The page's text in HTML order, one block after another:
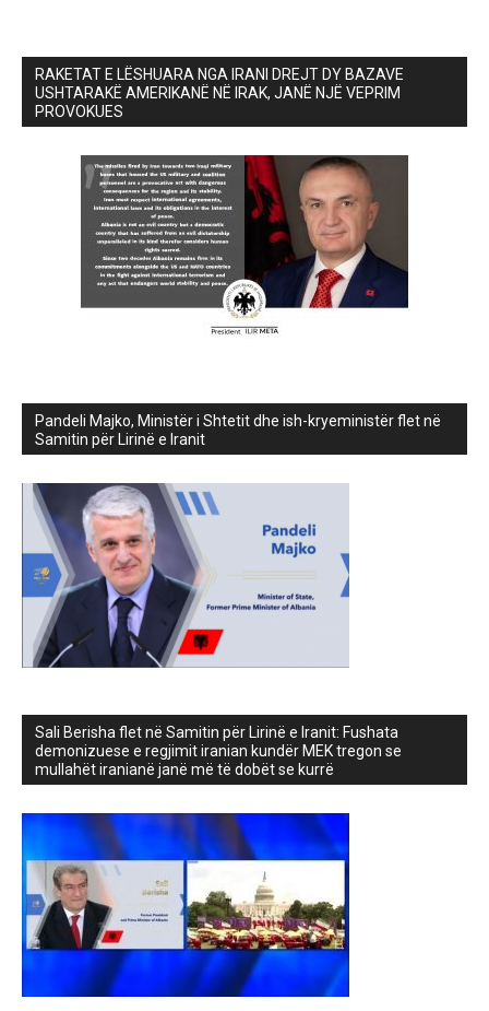
RAKETAT E LËSHUARA NGA IRANI DREJT DY BAZAVE
USHTARAKË AMERIKANË NË IRAK, JANË NJË VEPRIM
PROVOKUES
Pandeli Majko, Ministër i Shtetit dhe ish-kryeministër flet në
Samitin për Lirinë e Iranit
Sali Berisha flet në Samitin për Lirinë e Iranit: Fushata
demonizuese e regjimit iranian kundër MEK tregon se
mullahët iranianë janë më të dobët se kurrë